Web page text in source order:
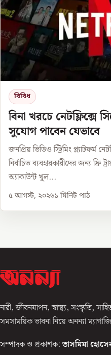
বিবিধ
বিনা খরচে নেটফ্লিক্সে
সুযোগ পাবেন যেভাবে
জনপ্রিয় ভিডিও স্ট্রিমিং প্ল্যাটফর্ম
নির্বাচিত ব্যবহারকারীদের জন্য ফ্রি
অ্যাকাউন্ট খুল...
৫ আগস্ট, ২০২৬১ মিনিট পাঠ
নারী, জীবনযাপন, স্বাস্থ্য, সংস্কৃতি,
সমসাময়িক ভাবনা নিয়ে অনন্যা
সম্পাদক ও প্রকাশক: তাসমিমা